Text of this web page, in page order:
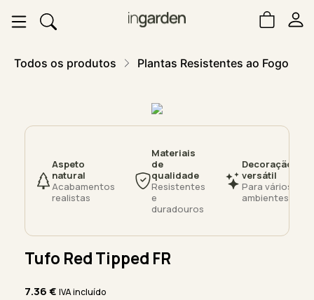
Todos os produtos Plantas Resistentes ao Fogo
Aspeto
natural
Acabamentos
realistas
Materiais
de
qualidade
Resistentes
e
duradouros
Decoração
versátil
Para vários
ambientes
Tufo Red Tipped FR
7.36€ IVA incluído